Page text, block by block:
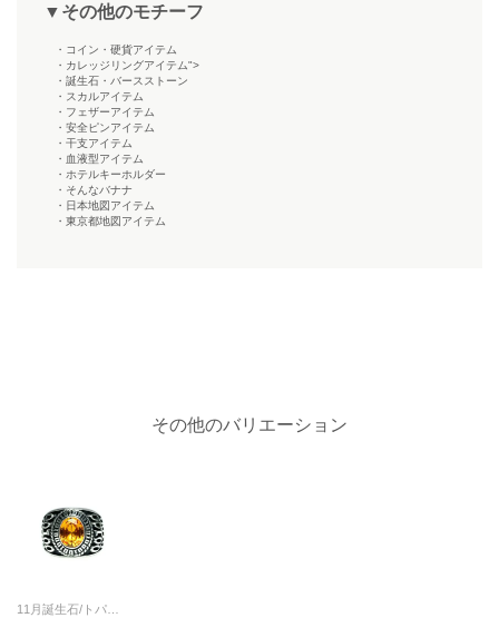
▼その他のモチーフ
・コイン・硬貨アイテム
・カレッジリングアイテム">
・誕生石・バースストーン
・スカルアイテム
・フェザーアイテム
・安全ピンアイテム
・干支アイテム
・血液型アイテム
・ホテルキーホルダー
・そんなバナナ
・日本地図アイテム
・東京都地図アイテム
その他のバリエーション
11月誕生石/トパーズ0010ハイブリッドカレッジリングM/指輪